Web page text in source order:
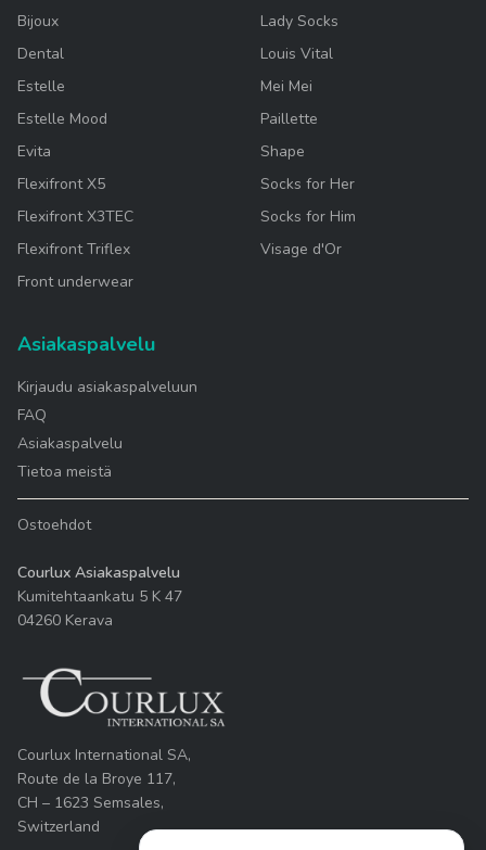
Bijoux
Dental
Estelle
Estelle Mood
Evita
Flexifront X5
Flexifront X3TEC
Flexifront Triflex
Front underwear
Lady Socks
Louis Vital
Mei Mei
Paillette
Shape
Socks for Her
Socks for Him
Visage d'Or
Asiakaspalvelu
Kirjaudu asiakaspalveluun
FAQ
Asiakaspalvelu
Tietoa meistä
Ostoehdot
Courlux Asiakaspalvelu
Kumitehtaankatu 5 K 47
04260 Kerava
Courlux International SA,
Route de la Broye 117,
CH – 1623 Semsales,
Switzerland